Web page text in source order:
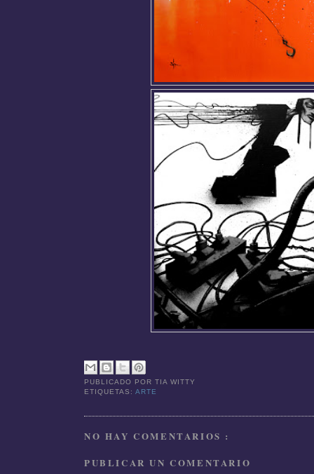
PUBLICADO PORTIA WITTY
ETIQUETAS:ARTE
NO HAY COMENTARIOS :
PUBLICAR UN COMENTARIO